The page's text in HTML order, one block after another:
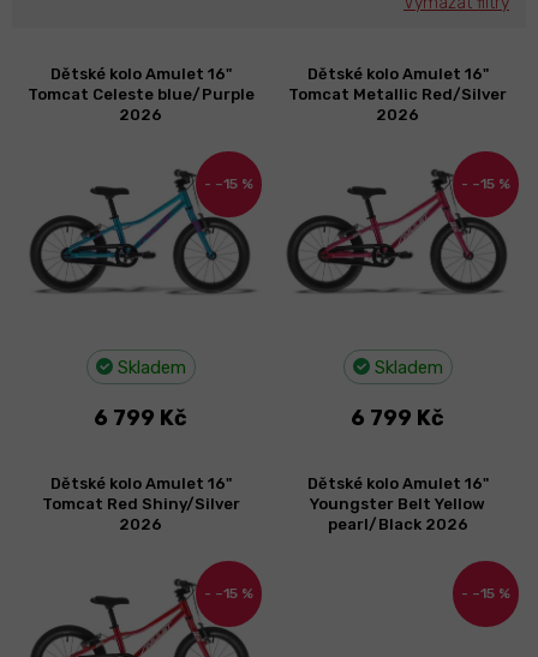
–15 %
Dětské kolo Amulet 16"
Tomcat Celeste blue/Purple
2026
Skladem
6 799 Kč
–15 %
Dětské kolo Amulet 16"
Tomcat Metallic Red/Silver
2026
Skladem
6 799 Kč
–15 %
Dětské kolo Amulet 16"
Tomcat Red Shiny/Silver
2026
–15 %
Dětské kolo Amulet 16"
Youngster Belt Yellow
pearl/Black 2026